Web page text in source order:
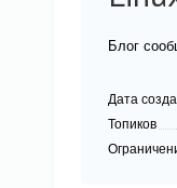
Блог
Дата
Топиков